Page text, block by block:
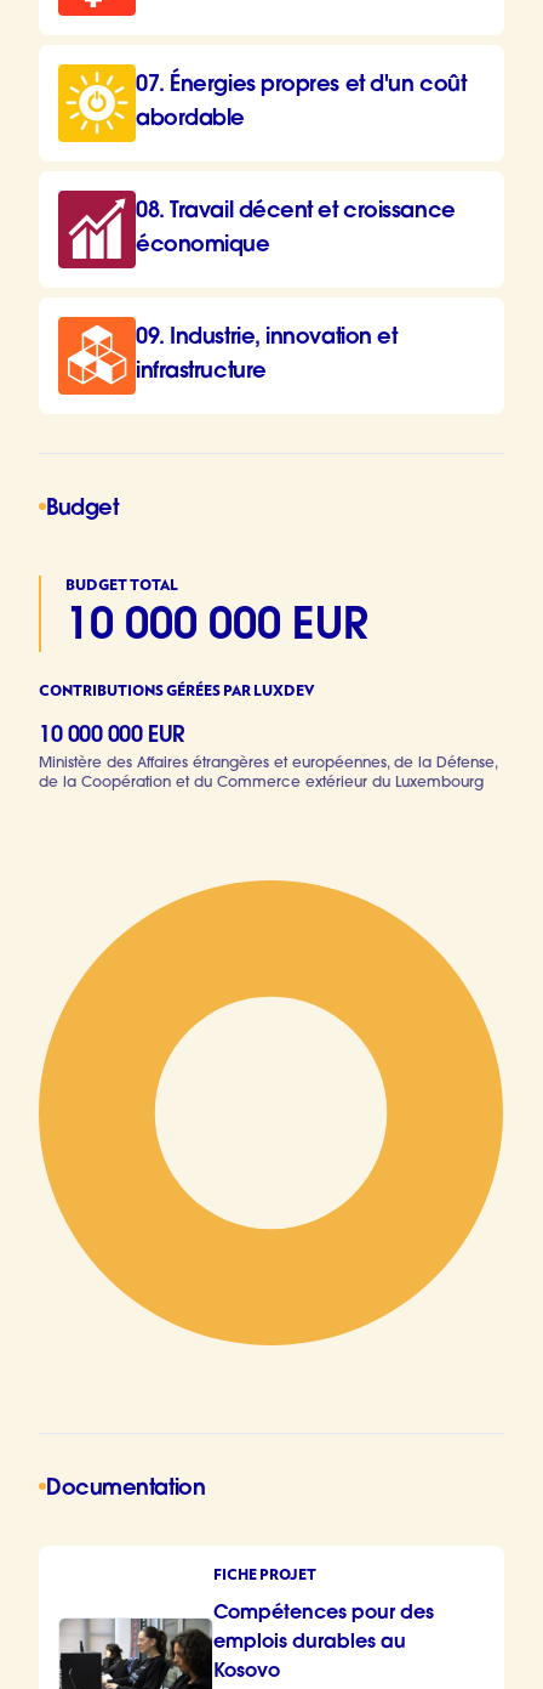
07. Énergies propres et d'un coût
abordable
08. Travail décent et croissance
économique
09. Industrie, innovation et
infrastructure
Budget
BUDGET TOTAL
10 000 000 EUR
CONTRIBUTIONS GÉRÉES PAR LUXDEV
10 000 000 EUR
Ministère des Affaires étrangères et européennes, de la Défense,
de la Coopération et du Commerce extérieur du Luxembourg
Documentation
FICHE PROJET
Compétences pour des
emplois durables au
Kosovo